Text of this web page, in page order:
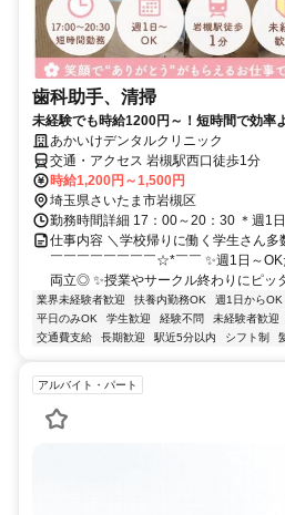
歯科助手、清掃
未経験でも時給1200円～！短時間で効率
あかいけデンタルクリニック
交通・アクセス 岩槻駅西口徒歩1分
時給1,200円～1,500円
埼玉県さいたま市岩槻区
勤務時間詳細 17：00～20：30 ＊週1
仕事内容 ＼学校帰りに働く学生さん
￣￣￣￣￣￣￣￣☆*￣￣ ✨週1日～
両立◎ ✨授業やサークル終わりにピッ
業界未経験者歓迎 扶養内勤務OK 週1日からOK
平日のみOK
学生歓迎 経験不問 未経験者歓迎
交通費支給
長期歓迎 駅近5分以内 シフト制
アルバイト・パート